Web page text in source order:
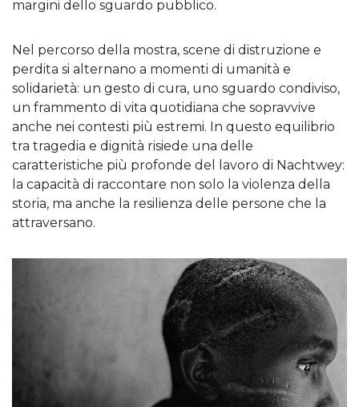
margini dello sguardo pubblico.
Nel percorso della mostra, scene di distruzione e
perdita si alternano a momenti di umanità e
solidarietà: un gesto di cura, uno sguardo condiviso,
un frammento di vita quotidiana che sopravvive
anche nei contesti più estremi. In questo equilibrio
tra tragedia e dignità risiede una delle
caratteristiche più profonde del lavoro di Nachtwey:
la capacità di raccontare non solo la violenza della
storia, ma anche la resilienza delle persone che la
attraversano.